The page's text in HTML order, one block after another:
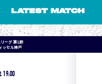
LATEST MATCH
ーグ 第1節
ッセル神戸
19:00